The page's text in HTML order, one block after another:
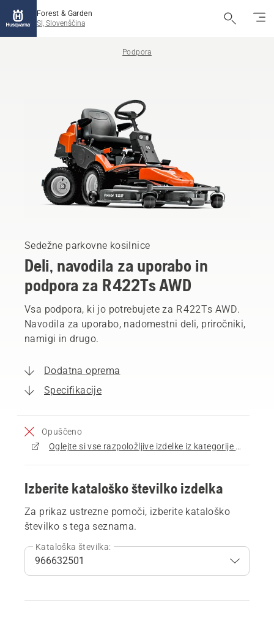
Forest & Garden
SI, Slovenščina
Podpora
Sedežne parkovne kosilnice
Deli, navodila za uporabo in
podpora za R 422Ts AWD
Vsa podpora, ki jo potrebujete za R 422Ts AWD.
Navodila za uporabo, nadomestni deli, priročniki,
namigi in drugo.
Dodatna oprema
Specifikacije
Opuščeno
Oglejte si vse razpoložljive izdelke iz kategorije Sedežne parkovne kosilnice
Izberite kataloško številko izdelka
Za prikaz ustrezne pomoči, izberite kataloško
številko s tega seznama.
Kataloška številka: